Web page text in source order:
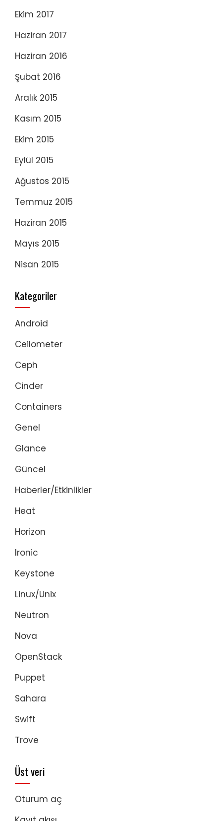
Ekim 2017
Haziran 2017
Haziran 2016
Şubat 2016
Aralık 2015
Kasım 2015
Ekim 2015
Eylül 2015
Ağustos 2015
Temmuz 2015
Haziran 2015
Mayıs 2015
Nisan 2015
Kategoriler
Android
Ceilometer
Ceph
Cinder
Containers
Genel
Glance
Güncel
Haberler/Etkinlikler
Heat
Horizon
Ironic
Keystone
Linux/Unix
Neutron
Nova
OpenStack
Puppet
Sahara
Swift
Trove
Üst veri
Oturum aç